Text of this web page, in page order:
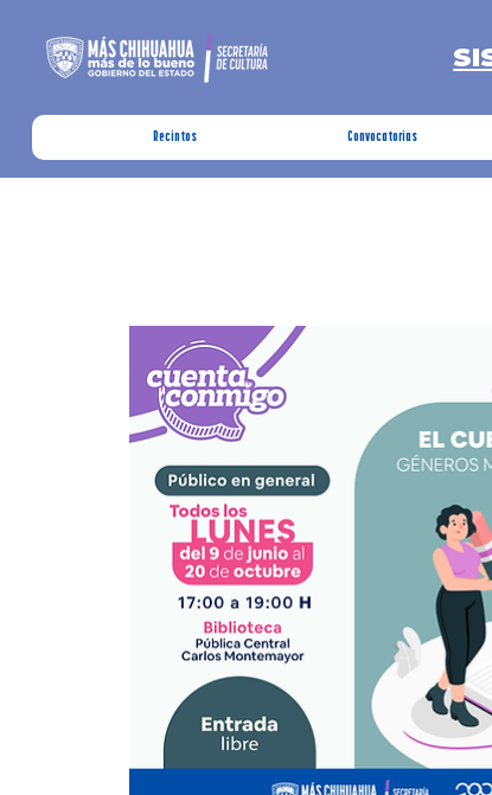
Recintos Convocatorias